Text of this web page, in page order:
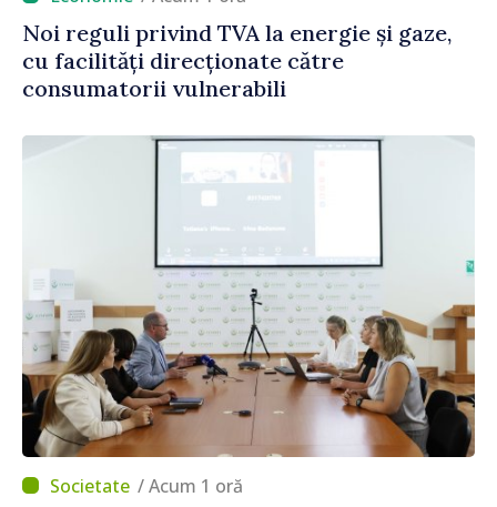
Noi reguli privind TVA la energie și gaze,
cu facilități direcționate către
consumatorii vulnerabili
/ Acum 1 oră